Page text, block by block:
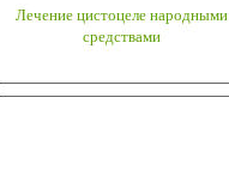
Лечение цистоцеле народными
средствами